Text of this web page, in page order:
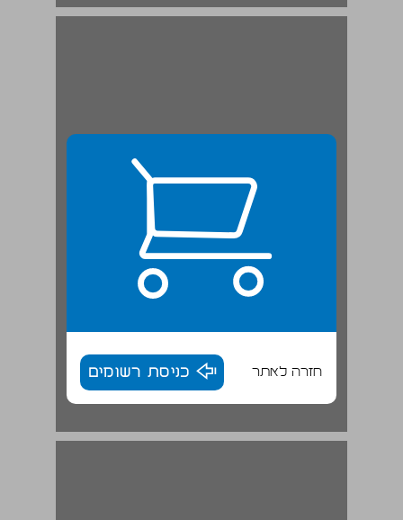
חזרה לאתר כניסת רשומים